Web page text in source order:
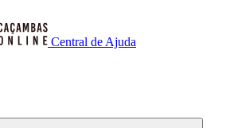
Central de Ajuda